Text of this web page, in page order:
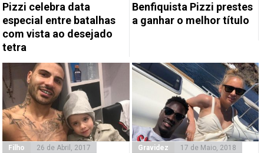
Pizzi celebra data
especial entre batalhas
com vista ao desejado
tetra
Benfiquista Pizzi prestes
a ganhar o melhor título
Filho 26 de Abril, 2017 Gravidez 17 de Maio, 2018